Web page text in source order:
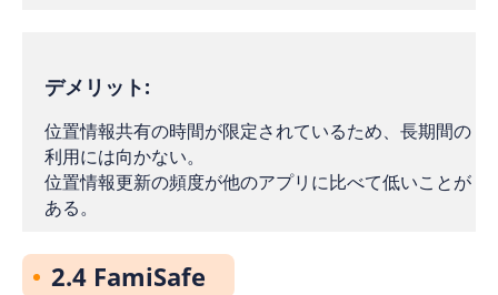
デメリット:
位置情報共有の時間が限定されているため、長期間の
利用には向かない。
位置情報更新の頻度が他のアプリに比べて低いことが
ある。
2.4 FamiSafe